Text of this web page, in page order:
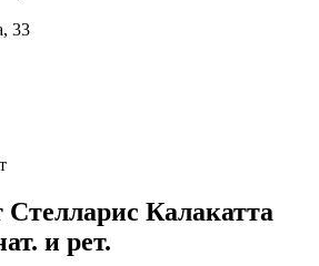
33
Калакатта
и рет.